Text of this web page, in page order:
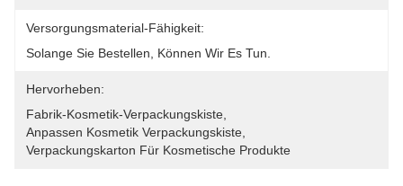
Versorgungsmaterial-Fähigkeit:
Solange Sie Bestellen, Können Wir Es Tun.
Hervorheben:
Fabrik-Kosmetik-Verpackungskiste
Anpassen Kosmetik Verpackungskiste
Verpackungskarton Für Kosmetische Produkte